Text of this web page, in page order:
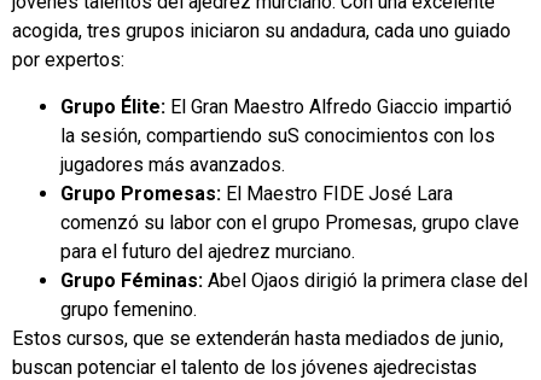
acogida, tres grupos iniciaron su andadura, cada uno guiado
por expertos:
Grupo Élite: El Gran Maestro Alfredo Giaccio impartió
la sesión, compartiendo suS conocimientos con los
jugadores más avanzados.
Grupo Promesas: El Maestro FIDE José Lara
comenzó su labor con el grupo Promesas, grupo clave
para el futuro del ajedrez murciano.
Grupo Féminas: Abel Ojaos dirigió la primera clase del
grupo femenino.
Estos cursos, que se extenderán hasta mediados de junio,
buscan potenciar el talento de los jóvenes ajedrecistas